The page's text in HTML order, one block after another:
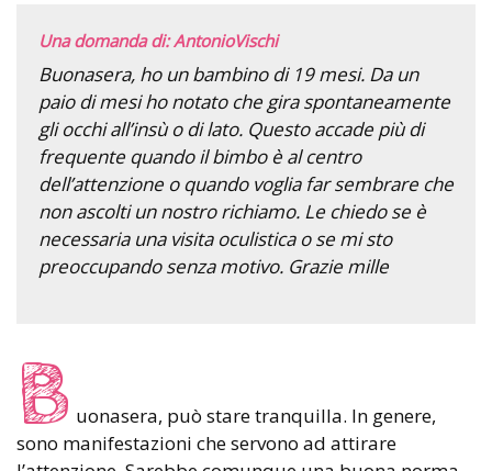
Una domanda di: AntonioVischi
Buonasera, ho un bambino di 19 mesi. Da un
paio di mesi ho notato che gira spontaneamente
gli occhi all’insù o di lato. Questo accade più di
frequente quando il bimbo è al centro
dell’attenzione o quando voglia far sembrare che
non ascolti un nostro richiamo. Le chiedo se è
necessaria una visita oculistica o se mi sto
preoccupando senza motivo. Grazie mille
B uonasera, può stare tranquilla. In genere,
sono manifestazioni che servono ad attirare